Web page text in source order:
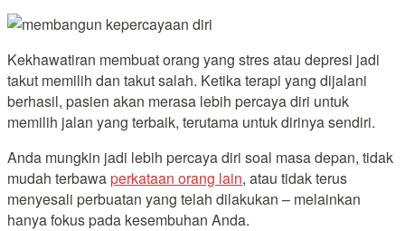
Kekhawatiran membuat orang yang stres atau depresi jadi
takut memilih dan takut salah. Ketika terapi yang dijalani
berhasil, pasien akan merasa lebih percaya diri untuk
memilih jalan yang terbaik, terutama untuk dirinya sendiri.
Anda mungkin jadi lebih percaya diri soal masa depan, tidak
mudah terbawaperkataan orang lain, atau tidak terus
menyesali perbuatan yang telah dilakukan – melainkan
hanya fokus pada kesembuhan Anda.